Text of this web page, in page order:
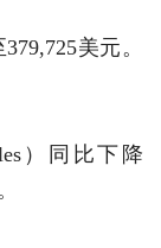
美元。
）同比下降